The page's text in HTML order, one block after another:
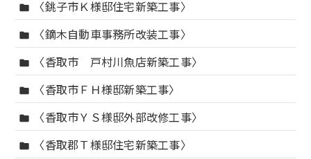
folder 〈銚子市Ｋ様邸住宅新築工事〉
folder 〈鏑木自動車事務所改装工事〉
folder 〈香取市 戸村川魚店新築工事〉
folder 〈香取市ＦＨ様邸新築工事〉
folder 〈香取市ＹＳ様邸外部改修工事〉
folder 〈香取郡Ｔ様邸住宅新築工事〉